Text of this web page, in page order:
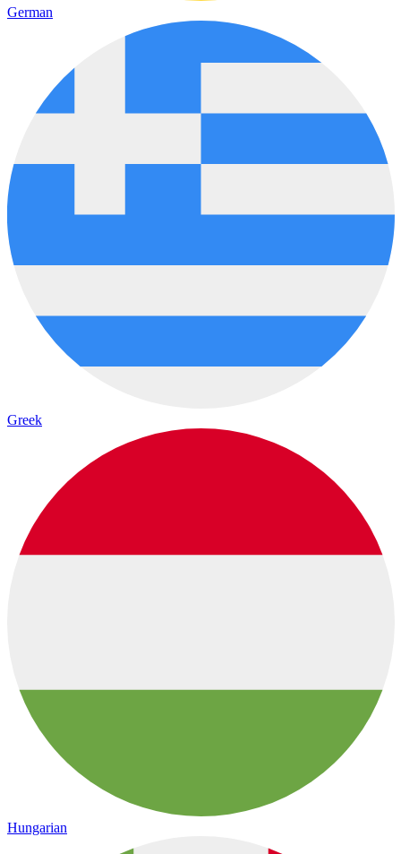
German
Greek
Hungarian